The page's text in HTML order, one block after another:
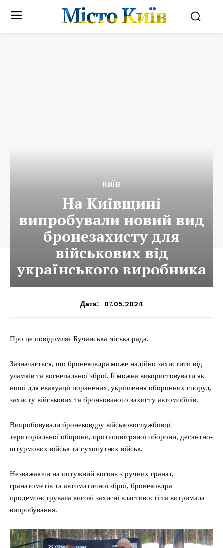
Місто Київ
КИЇВ
На Київщині
випробували новий вид
бронезахисту для
військових від
українського виробника
Дата: 07.05.2024
Про це повідомляє Бучанська міська рада.
Зазначається, що бронековдра може надійно захистити від
уламків та вогнепальної зброї. Її можна використовувати як
ноші для евакуації поранених, укріплення оборонних споруд,
захисту військових та броньованого захисту автомобілів.
Випробовували бронековдру військовослужбовці
територіальної оборони, протиповітряної оборони, десантно-
штурмових військ та сухопутних військ.
Незважаючи на потужний вогонь з ручних гранат,
гранатометів та автоматичної зброї, бронековдра
продемонструвала високі захисні властивості та витримала
випробування.